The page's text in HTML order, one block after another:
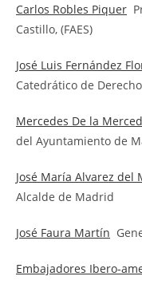
Carlos Robles Piquer
Castillo, (FAES)
José Luis Fernández
Catedrático de Derecho
Mercedes De la
del Ayuntamiento de
José María Alvarez del
Alcalde de Madrid
José Faura Martín
Embajadores Ibero-